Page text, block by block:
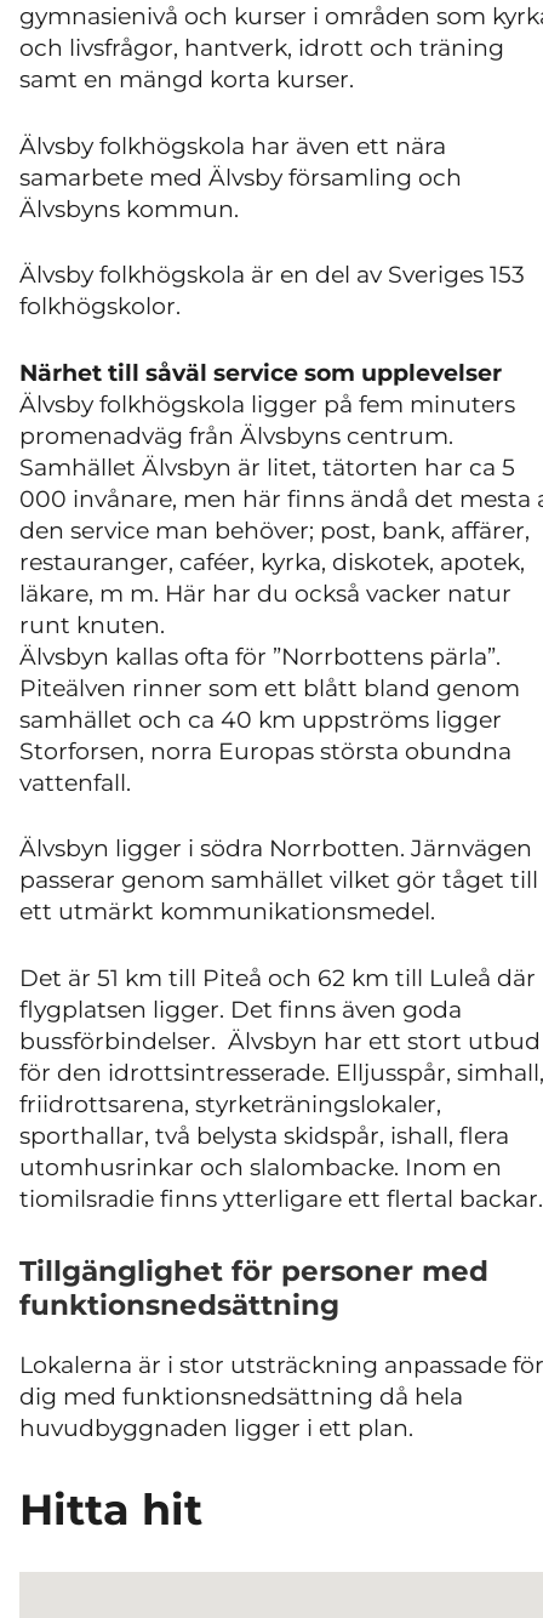
gymnasienivå och kurser i områden som
och livsfrågor, hantverk, idrott och träning
samt en mängd korta kurser.
Älvsby folkhögskola har även ett nära
samarbete med Älvsby församling och
Älvsbyns kommun.
Älvsby folkhögskola är en del av Sveriges 153
folkhögskolor.
Närhet till såväl service som upplevelser
Älvsby folkhögskola ligger på fem minuters
promenadväg från Älvsbyns centrum.
Samhället Älvsbyn är litet, tätorten har ca 5
000 invånare, men här finns ändå det mesta
den service man behöver; post, bank, affärer,
restauranger, caféer, kyrka, diskotek, apotek,
läkare, m m. Här har du också vacker natur
runt knuten.
Älvsbyn kallas ofta för ”Norrbottens pärla”.
Piteälven rinner som ett blått bland genom
samhället och ca 40 km uppströms ligger
Storforsen, norra Europas största obundna
vattenfall.
Älvsbyn ligger i södra Norrbotten. Järnvägen
passerar genom samhället vilket gör tåget till
ett utmärkt kommunikationsmedel.
Det är 51 km till Piteå och 62 km till Luleå där
flygplatsen ligger. Det finns även goda
bussförbindelser. Älvsbyn har ett stort utbud
för den idrottsintresserade. Elljusspår, simhall,
friidrottsarena, styrketräningslokaler,
sporthallar, två belysta skidspår, ishall, flera
utomhusrinkar och slalombacke. Inom en
tiomilsradie finns ytterligare ett flertal backar.
Tillgänglighet för personer med
funktionsnedsättning
Lokalerna är i stor utsträckning anpassade för
dig med funktionsnedsättning då hela
huvudbyggnaden ligger i ett plan.
Hitta hit